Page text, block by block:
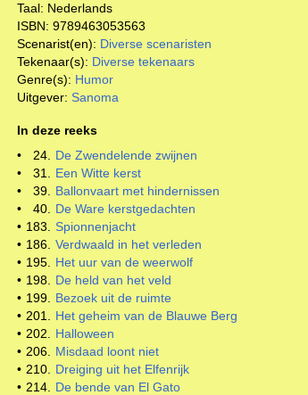
Taal: Nederlands
ISBN: 9789463053563
Scenarist(en): Diverse scenaristen
Tekenaar(s): Diverse tekenaars
Genre(s): Humor
Uitgever: Sanoma
In deze reeks
•
24.
De Zwendelende zwijnen
•
31.
Een Witte kerst
•
39.
Ballonvaart met hindernissen
•
40.
De Ware kerstgedachten
• 183.
Spionnenjacht
• 186. Verdwaald in het verleden
• 195.
Het uur van de weerwolf
• 198.
De held van het veld
• 199.
Bezoek uit de ruimte
• 201.
Het geheim van de Blauwe Berg
• 202.
Halloween
• 206.
Misdaad loont niet
• 210.
Dreiging uit het Elfenrijk
• 214.
De bende van El Gato